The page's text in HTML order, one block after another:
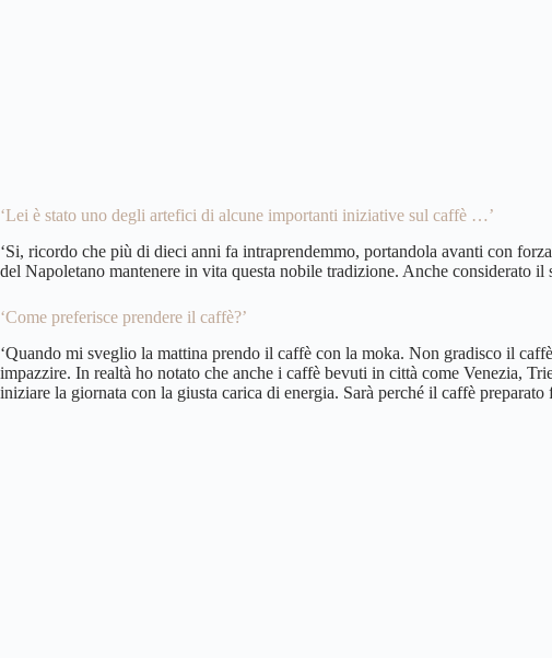
‘Lei è stato uno degli artefici di alcune importanti iniziative sul caffè …’
‘Si, ricordo che più di dieci anni fa intraprendemmo, portandola avanti con
del Napoletano mantenere in vita questa nobile tradizione. Anche considerato il
‘Come preferisce prendere il caffè?’
‘Quando mi sveglio la mattina prendo il caffè con la moka. Non gradisco il
impazzire. In realtà ho notato che anche i caffè bevuti in città come Venezia,
iniziare la giornata con la giusta carica di energia. Sarà perché il caffè